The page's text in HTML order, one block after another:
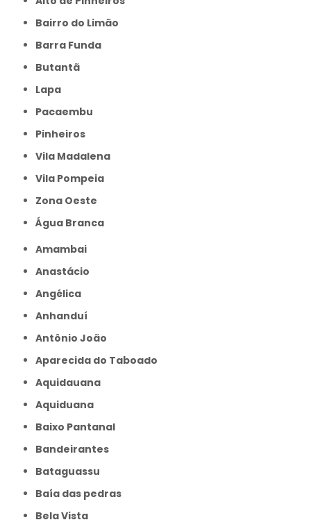
Bairro do Limão
Barra Funda
Butantã
Lapa
Pacaembu
Pinheiros
Vila Madalena
Vila Pompeia
Zona Oeste
Água Branca
Amambai
Anastácio
Angélica
Anhanduí
Antônio João
Aparecida do Taboado
Aquidauana
Aquiduana
Baixo Pantanal
Bandeirantes
Bataguassu
Baía das pedras
Bela Vista